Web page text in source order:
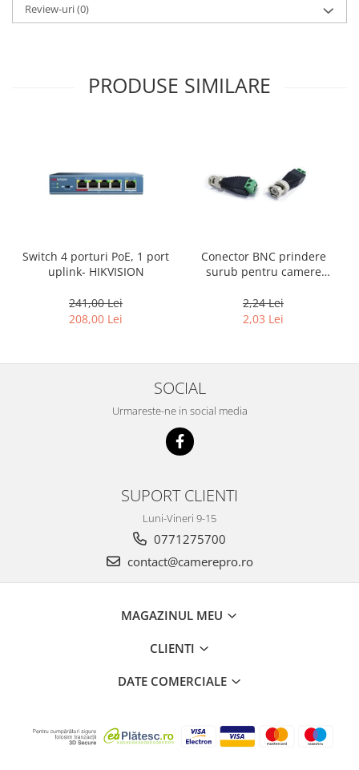
Review-uri(0)
PRODUSE SIMILARE
Switch 4 porturi PoE, 1 port
uplink- HIKVISION
241,00 Lei
208,00 Lei
Conector BNC prindere
surub pentru camere
2,24 Lei
2,03 Lei
SOCIAL
Urmareste-ne in social media
SUPORT CLIENTI
Luni-Vineri 9-15
0771275700
contact@camerepro.ro
MAGAZINUL MEU
CLIENTI
DATE COMERCIALE